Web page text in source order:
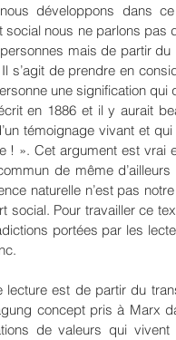
développons dans
social nous ne parlons pas
mais de partir
s’agit de prendre en
une signification
en 1886 et il y aurait
témoignage vivant et
! ». Cet argument est
de même
naturelle n’est pas
social. Pour travailler ce
portées par les
est de partir du
concept pris à Marx
de valeurs qui